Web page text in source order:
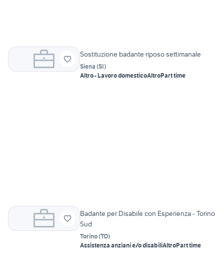
Sostituzione badante riposo settimanale
Siena (SI)
Altro - Lavoro domesticoAltroPart time
Badante per Disabile con Esperienza - Torino
Sud
Torino(TO)
Assistenza anziani e/o disabiliAltroPart time